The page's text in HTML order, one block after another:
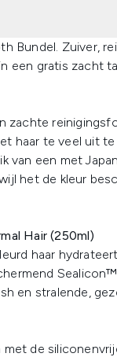
Bundel. Zuiver,
een gratis zacht
haar te veel uit
van een met
het de kleur
Hair (250ml)
haar
en stralende,
de